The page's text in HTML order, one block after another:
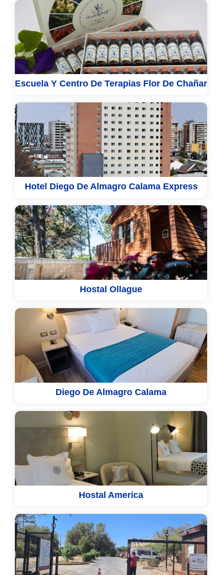
Escuela Y Centro De Terapias Flor De Chañar
Hotel Diego De Almagro Calama Express
Hostal Ollague
Diego De Almagro Calama
Hostal America